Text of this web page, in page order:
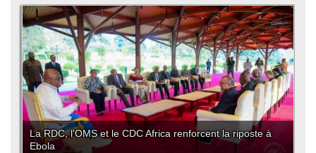
La RDC, l'OMS et le CDC Africa renforcent la riposte à
Ebola